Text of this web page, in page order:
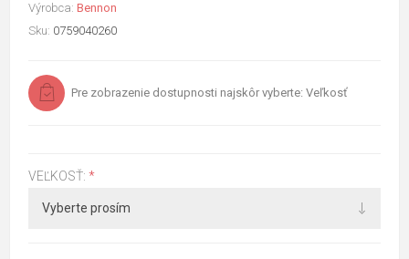
Výrobca: Bennon
Sku: 0759040260
Pre zobrazenie dostupnosti najskôr vyberte: Veľkosť
VEĽKOSŤ: *